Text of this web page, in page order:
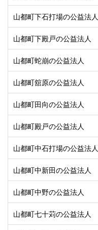
山都町下石打場の公益法人
山都町下殿戸の公益法人
山都町蛇崩の公益法人
山都町舘原の公益法人
山都町田向の公益法人
山都町殿戸の公益法人
山都町中石打場の公益法人
山都町中新田の公益法人
山都町中野の公益法人
山都町七十苅の公益法人